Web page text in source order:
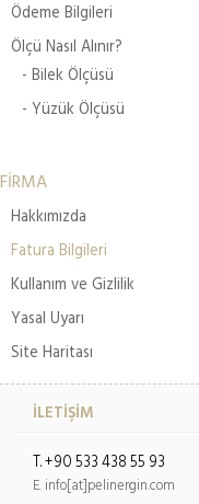
Ödeme Bilgileri
Ölçü Nasıl Alınır?
- Bilek Ölçüsü
- Yüzük Ölçüsü
FİRMA
Hakkımızda
Fatura Bilgileri
Kullanım ve Gizlilik
Yasal Uyarı
Site Haritası
İLETİŞİM
T. +90 533 438 55 93
E. info[at]pelinergin.com